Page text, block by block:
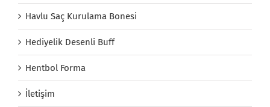
Havlu Saç Kurulama Bonesi
Hediyelik Desenli Buff
Hentbol Forma
İletişim